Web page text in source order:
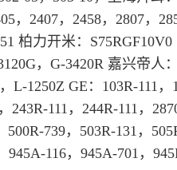
，2407，2458，2807，
柏力开米：
，G-3420R 嘉兴帝
1250Z GE：103R-111
243R-111，244R-111，
739，503R-131，
945A-116，945A-701，